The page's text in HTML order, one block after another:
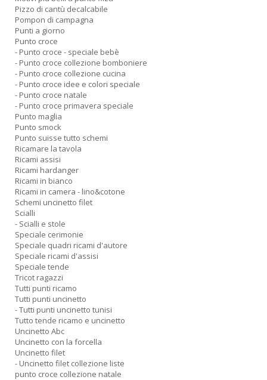
Pizzo di cantù decalcabile
Pompon di campagna
Punti a giorno
Punto croce
- Punto croce - speciale bebè
- Punto croce collezione bomboniere
- Punto croce collezione cucina
- Punto croce idee e colori speciale
- Punto croce natale
- Punto croce primavera speciale
Punto maglia
Punto smock
Punto suisse tutto schemi
Ricamare la tavola
Ricami assisi
Ricami hardanger
Ricami in bianco
Ricami in camera - lino&cotone
Schemi uncinetto filet
Scialli
- Scialli e stole
Speciale cerimonie
Speciale quadri ricami d'autore
Speciale ricami d'assisi
Speciale tende
Tricot ragazzi
Tutti punti ricamo
Tutti punti uncinetto
- Tutti punti uncinetto tunisi
Tutto tende ricamo e uncinetto
Uncinetto Abc
Uncinetto con la forcella
Uncinetto filet
- Uncinetto filet collezione liste
punto croce collezione natale